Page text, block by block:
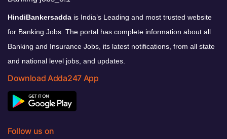
HindiBankersadda is India’s Leading and most trusted website
for Banking Jobs. The portal has complete information about all
Banking and Insurance Jobs, its latest notifications, from all state
and national level jobs, and updates.
Download Adda247 App
Follow us on